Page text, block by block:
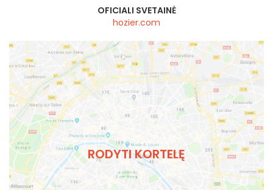
OFICIALI SVETAINĖ
hozier.com
RODYTI KORTELĘ